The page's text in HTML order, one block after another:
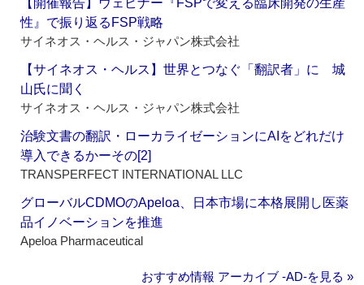
【開催報告】ウェビナー『FSPで変える臨床開発の生産
性』で振り返るFSP戦略
サイネオス・ヘルス・ジャパン株式会社
【サイネオス・ヘルス】世界とつなぐ「翻訳者」に 城
山氏に聞く
サイネオス・ヘルス・ジャパン株式会社
治験文書の翻訳・ローカライゼーションにAIをどれだけ
導入できるかーその[2]
TRANSPERFECT INTERNATIONAL LLC
グローバルCDMOのApeloa、日本市場に本格展開し医薬
品イノベーションを推進
Apeloa Pharmaceutical
おすすめ情報 アーカイブ ‐AD‐を見る »